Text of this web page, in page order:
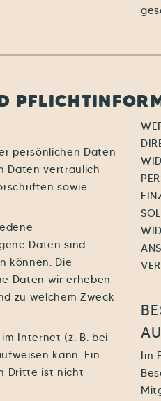
persönlichen Daten
Daten vertraulich
sowie
Daten sind
können. Die
Daten wir erheben
zu welchem Zweck
Internet (z. B. bei
kann. Ein
Dritte ist nicht
Im